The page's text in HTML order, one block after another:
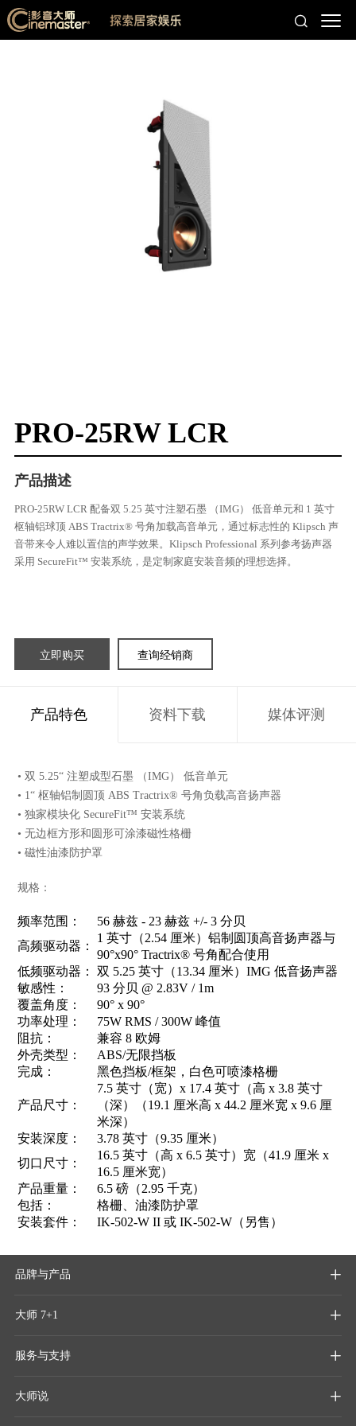
PRO-25RW LCR
产品描述
PRO-25RW LCR 配备双 5.25 英寸注塑石墨 （IMG） 低音单元和 1 英寸
枢轴铝球顶 ABS Tractrix® 号角加载高音单元，通过标志性的 Klipsch 声
音带来令人难以置信的声学效果。Klipsch Professional 系列参考扬声器
采用 SecureFit™ 安装系统，是定制家庭安装音频的理想选择。
立即购买 查询经销商
产品特色 资料下载 媒体评测
• 双 5.25“ 注塑成型石墨 （IMG） 低音单元
• 1“ 枢轴铝制圆顶 ABS Tractrix® 号角负载高音扬声器
• 独家模块化 SecureFit™ 安装系统
• 无边框方形和圆形可涂漆磁性格栅
• 磁性油漆防护罩
规格：
频率范围：
56 赫兹 - 23 赫兹 +/- 3 分贝
高频驱动器：
1 英寸（2.54 厘米）铝制圆顶高音扬声器与
90°x90° Tractrix® 号角配合使用
低频驱动器：
双 5.25 英寸（13.34 厘米）IMG 低音扬声器
敏感性：
93 分贝 @ 2.83V / 1m
覆盖角度：
90° x 90°
功率处理：
75W RMS / 300W 峰值
阻抗：
兼容 8 欧姆
外壳类型：
ABS/无限挡板
完成：
黑色挡板/框架，白色可喷漆格栅
产品尺寸：
7.5 英寸（宽）x 17.4 英寸（高 x 3.8 英寸
（深）（19.1 厘米高 x 44.2 厘米宽 x 9.6 厘
米深）
安装深度：
3.78 英寸（9.35 厘米）
切口尺寸：
16.5 英寸（高 x 6.5 英寸）宽（41.9 厘米 x
16.5 厘米宽）
产品重量：
6.5 磅（2.95 千克）
包括：
格栅、油漆防护罩
安装套件：
IK-502-W II 或 IK-502-W（另售）
品牌与产品 
大师 7+1 
服务与支持 
大师说 